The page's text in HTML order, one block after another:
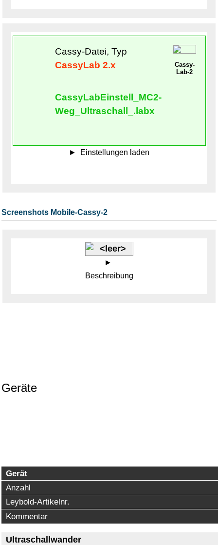
Cassy-
Lab-2
Cassy-Datei, Typ
CassyLab 2.x
CassyLabEinstell_MC2-
Weg_Ultraschall_.labx
Einstellungen laden
Screenshots Mobile-Cassy-2
Beschreibung
Geräte
Gerät
Anzahl
Leybold-Artikelnr.
Kommentar
Ultraschallwander